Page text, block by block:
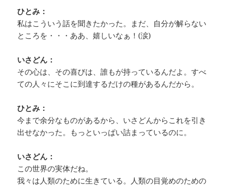
ひとみ：
私はこういう話を聞きたかった。まだ、自分が解らない
ところを・・・ああ、嬉しいなぁ！(涙)
いさどん：
その心は、その喜びは、誰もが持っているんだよ。すべ
ての人々にそこに到達するだけの種があるんだから。
ひとみ：
今まで余分なものがあるから、いさどんからこれを引き
出せなかった。もっといっぱい詰まっているのに。
いさどん：
この世界の実体だね。
我々は人類のために生きている。人類の目覚めのための